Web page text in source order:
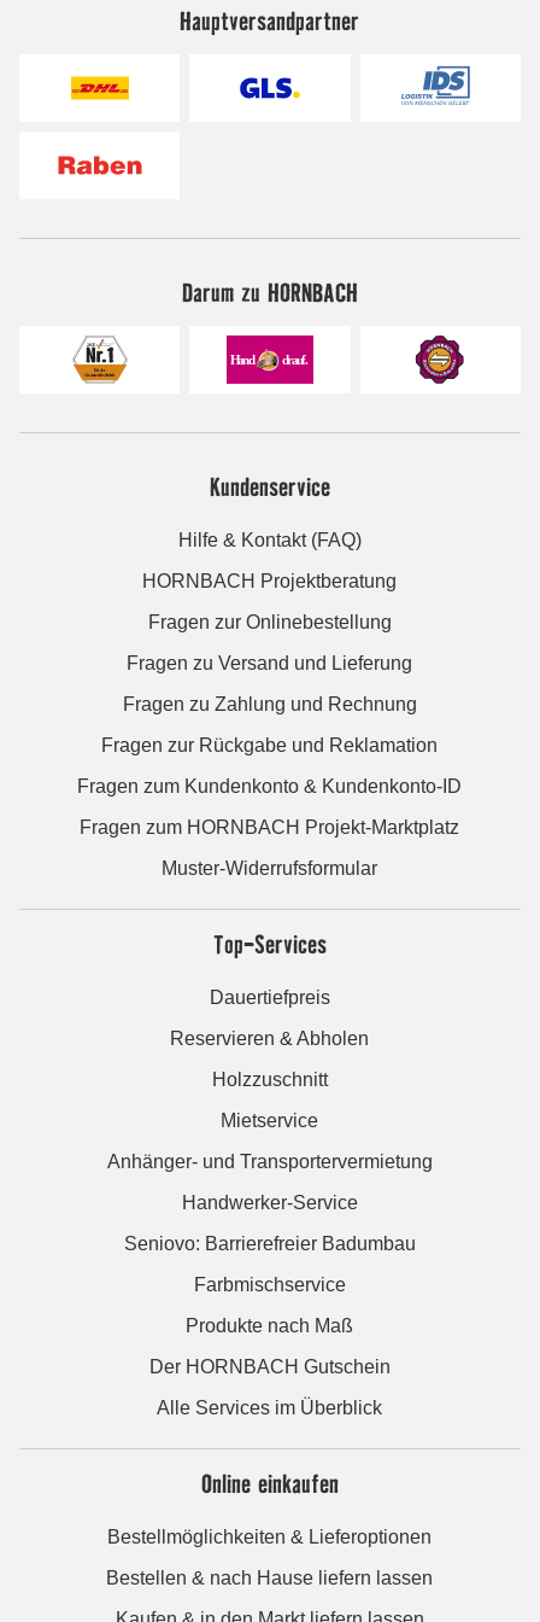
Hauptversandpartner
Darum zu HORNBACH
Kundenservice
Hilfe & Kontakt (FAQ)
HORNBACH Projektberatung
Fragen zur Onlinebestellung
Fragen zu Versand und Lieferung
Fragen zu Zahlung und Rechnung
Fragen zur Rückgabe und Reklamation
Fragen zum Kundenkonto & Kundenkonto-ID
Fragen zum HORNBACH Projekt-Marktplatz
Muster-Widerrufsformular
Top-Services
Dauertiefpreis
Reservieren & Abholen
Holzzuschnitt
Mietservice
Anhänger- und Transportervermietung
Handwerker-Service
Seniovo: Barrierefreier Badumbau
Farbmischservice
Produkte nach Maß
Der HORNBACH Gutschein
Alle Services im Überblick
Online einkaufen
Bestellmöglichkeiten & Lieferoptionen
Bestellen & nach Hause liefern lassen